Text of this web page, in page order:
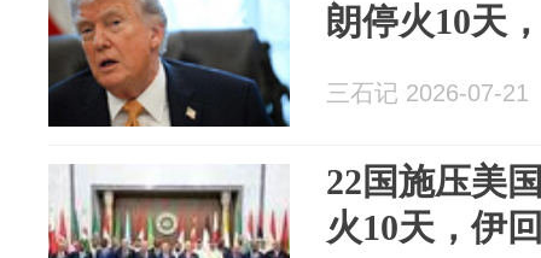
朗停火10天
三石记 2026-07-21
22国施压美
火10天，伊